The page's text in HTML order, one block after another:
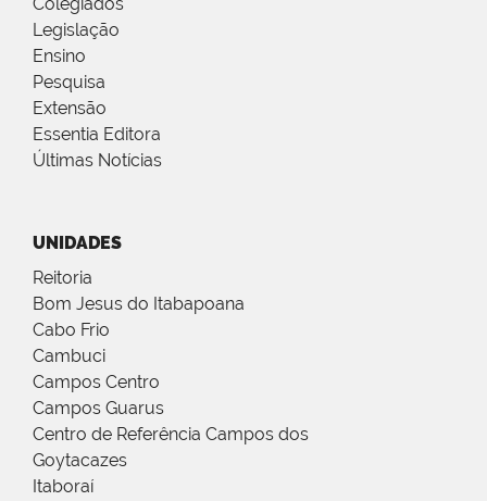
Colegiados
Legislação
Ensino
Pesquisa
Extensão
Essentia Editora
Últimas Notícias
UNIDADES
Reitoria
Bom Jesus do Itabapoana
Cabo Frio
Cambuci
Campos Centro
Campos Guarus
Centro de Referência Campos dos
Goytacazes
Itaboraí